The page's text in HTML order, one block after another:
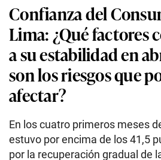
Confianza del
Lima: ¿Qué factores
a su estabilidad en
son los riesgos que
afectar?
En los cuatro primeros meses
estuvo por encima de los 41,5
por la recuperación gradual de